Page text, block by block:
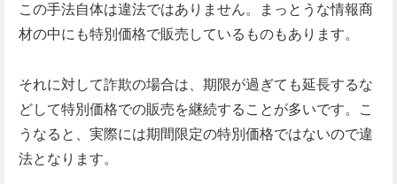
この手法自体は違法ではありません。まっとうな情報商
材の中にも特別価格で販売しているものもあります。
それに対して詐欺の場合は、期限が過ぎても延長するな
どして特別価格での販売を継続することが多いです。こ
うなると、実際には期間限定の特別価格ではないので違
法となります。